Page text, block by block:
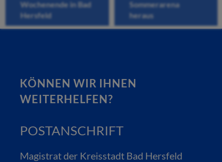
Wochenende in Bad
Hersfeld
Sommerarena
heraus
KÖNNEN WIR IHNEN
WEITERHELFEN?
POSTANSCHRIFT
Magistrat der Kreisstadt Bad Hersfeld